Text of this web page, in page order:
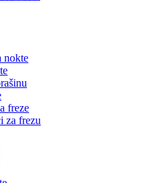
nokte
freze
za frezu